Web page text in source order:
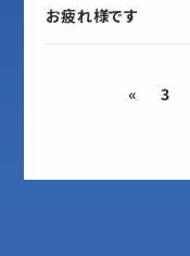
お疲れ様です
« 3